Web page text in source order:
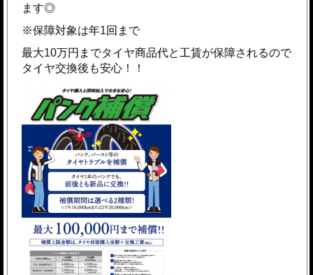
ます◎
※保障対象は年1回まで
最大10万円までタイヤ商品代と工賃が保障されるので
タイヤ交換後も安心！！